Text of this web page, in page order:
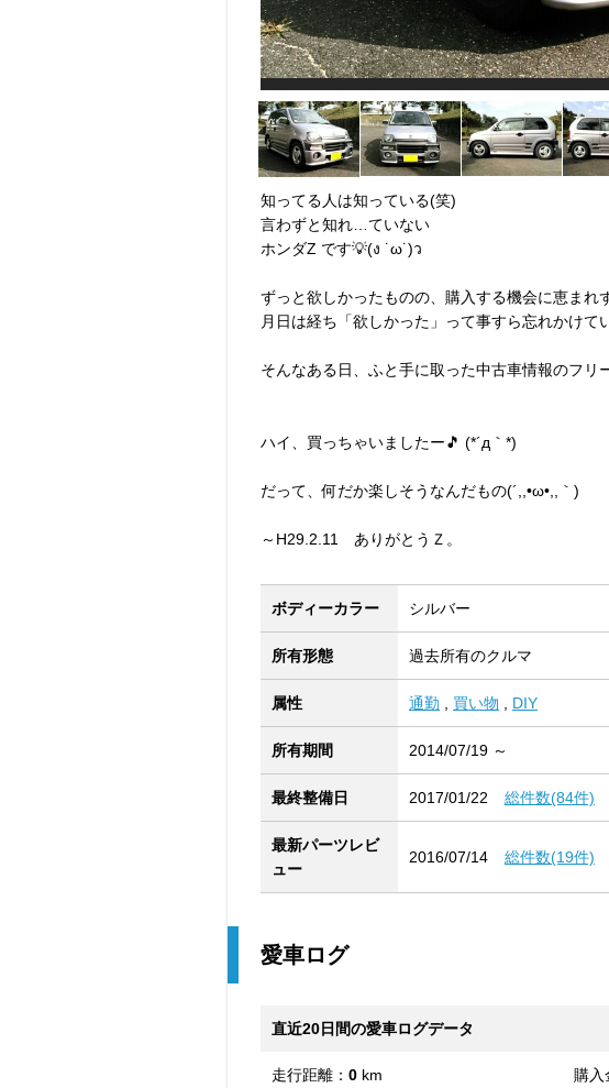
知ってる人は知っている(笑)
言わずと知れ…ていない
ホンダZ です💡(ง ˙ω˙)ว
ずっと欲しかったものの、購入する機会に恵まれ
月日は経ち「欲しかった」って事すら忘れかけて
そんなある日、ふと手に取った中古車情報のフリ
ハイ、買っちゃいましたー🎵 (*´д｀*)
だって、何だか楽しそうなんだもの(´,,•ω•,,｀)
～H29.2.11 ありがとうＺ。
ボディーカラー シルバー
所有形態 過去所有のクルマ
属性 通勤 買い物 DIY
所有期間 2014/07/19 ～
最終整備日 2017/01/22 総件数(84件)
最新パーツレビ
ュー
2016/07/14 総件数(19件)
愛車ログ
直近20日間の愛車ログデータ
走行距離： 0 km 購入